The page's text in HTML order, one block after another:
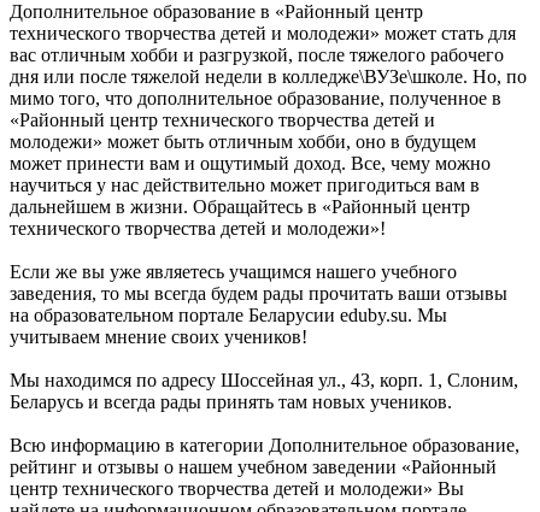
Дополнительное образование в «Районный центр
технического творчества детей и молодежи» может стать для
вас отличным хобби и разгрузкой, после тяжелого рабочего
дня или после тяжелой недели в колледже\ВУЗе\школе. Но, по
мимо того, что дополнительное образование, полученное в
«Районный центр технического творчества детей и
молодежи» может быть отличным хобби, оно в будущем
может принести вам и ощутимый доход. Все, чему можно
научиться у нас действительно может пригодиться вам в
дальнейшем в жизни. Обращайтесь в «Районный центр
технического творчества детей и молодежи»!
Если же вы уже являетесь учащимся нашего учебного
заведения, то мы всегда будем рады прочитать ваши отзывы
на образовательном портале Беларусии eduby.su. Мы
учитываем мнение своих учеников!
Мы находимся по адресу Шоссейная ул., 43, корп. 1, Слоним,
Беларусь и всегда рады принять там новых учеников.
Всю информацию в категории Дополнительное образование,
рейтинг и отзывы о нашем учебном заведении «Районный
центр технического творчества детей и молодежи» Вы